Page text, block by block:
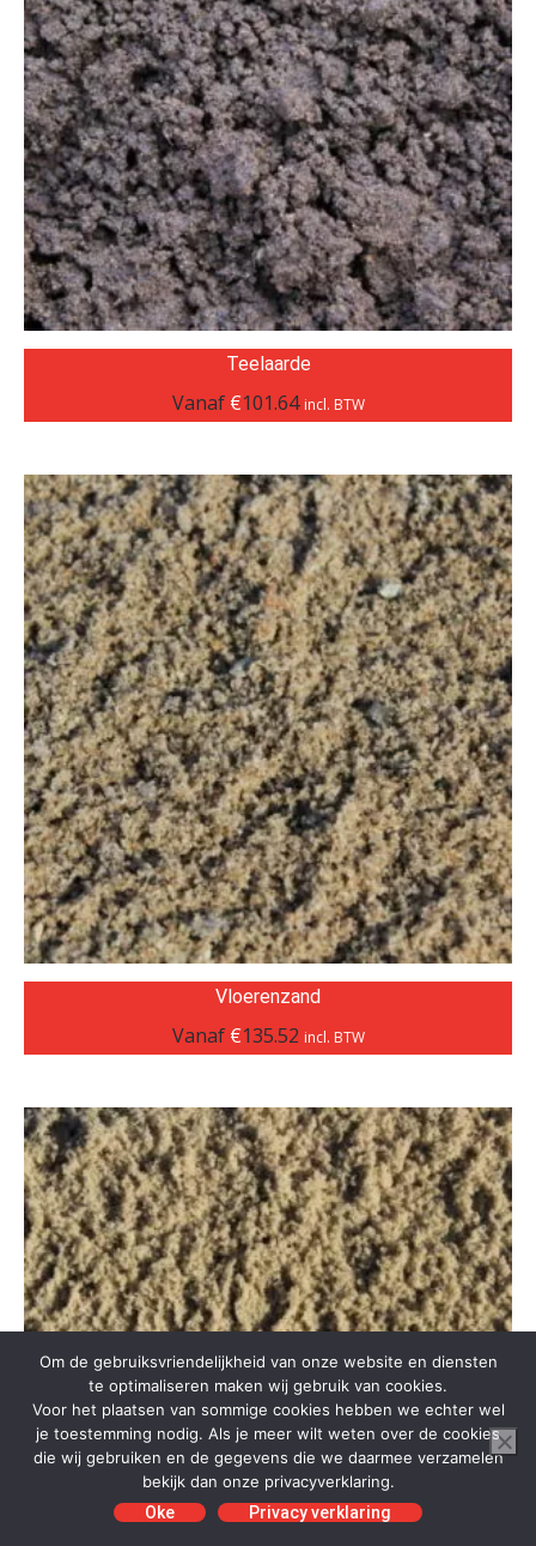
Teelaarde
Vanaf €101.64 incl. BTW
Vloerenzand
Vanaf €135.52 incl. BTW
Om de gebruiksvriendelijkheid van onze website en diensten
te optimaliseren maken wij gebruik van cookies.
Voor het plaatsen van sommige cookies hebben we echter wel
je toestemming nodig. Als je meer wilt weten over de cookies
die wij gebruiken en de gegevens die we daarmee verzamelen
bekijk dan onze privacyverklaring.
Oke
Privacy verklaring